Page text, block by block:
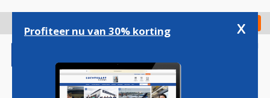
gaan
Check in
Profiteer nu van 30% korting x